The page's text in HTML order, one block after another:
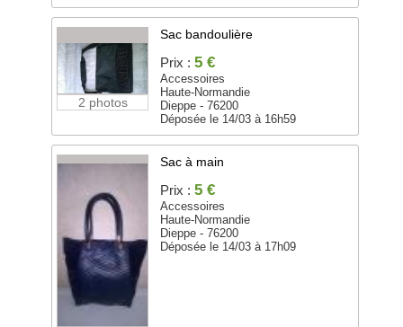
2 photos
Sac bandoulière
Prix : 5 €
Accessoires
Haute-Normandie
Dieppe - 76200
Déposée le 14/03 à 16h59
Sac à main
Prix : 5 €
Accessoires
Haute-Normandie
Dieppe - 76200
Déposée le 14/03 à 17h09